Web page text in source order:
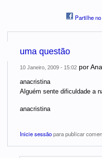
Partilhe
uma questão
10 Janeiro, 2009 - 15:02 por
anacristina
Alguém sente dificuldade a
anacristina
Inicie sessãopara publicar